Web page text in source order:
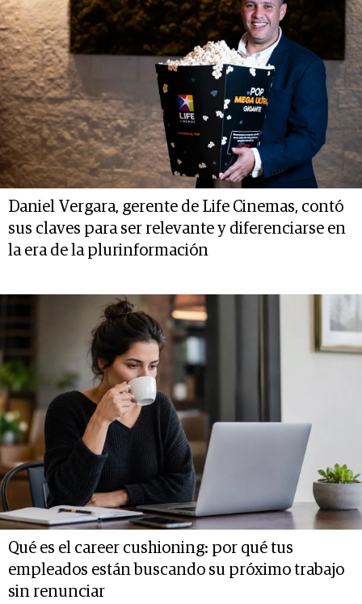
Daniel Vergara, gerente de Life Cinemas, contó
sus claves para ser relevante y diferenciarse en
la era de la plurinformación
Qué es el career cushioning: por qué tus
empleados están buscando su próximo trabajo
sin renunciar